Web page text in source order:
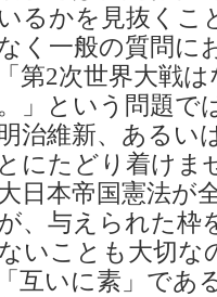
るかを見抜くこ
く一般の質問に
第2次世界大戦
」という問題で
治維新、あるい
にたどり着けま
日本帝国憲法が
、与えられた枠
いことも大切な
互いに素」であ